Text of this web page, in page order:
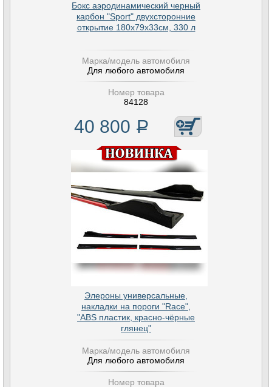
Бокс аэродинамический черный
карбон "Sport" двухсторонние
открытие 180х79х33см, 330 л
Марка/модель автомобиля
Для любого автомобиля
Номер товара
84128
40 800 Р
Элероны универсальные,
накладки на пороги "Race",
"ABS пластик, красно-чёрные
глянец"
Марка/модель автомобиля
Для любого автомобиля
Номер товара